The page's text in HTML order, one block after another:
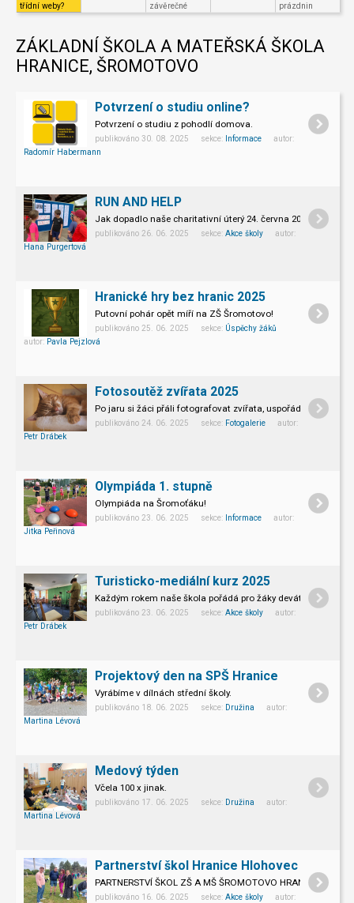
třídní weby?
závěrečné
projekty v
prázdnin
ZÁKLADNÍ ŠKOLA A MATEŘSKÁ ŠKOLA
HRANICE, ŠROMOTOVO
Potvrzení o studiu online?
Potvrzení o studiu z pohodlí domova.
publikováno 30. 08. 2025 sekce: Informace autor:
Radomír Habermann
RUN AND HELP
Jak dopadlo naše charitativní úterý 24. června 2025?
publikováno 26. 06. 2025 sekce: Akce školy autor:
Hana Purgertová
Hranické hry bez hranic 2025
Putovní pohár opět míří na ZŠ Šromotovo!
publikováno 25. 06. 2025 sekce: Úspěchy žáků
autor: Pavla Pejzlová
Fotosoutěž zvířata 2025
Po jaru si žáci přáli fotografovat zvířata, uspořádali jsme
publikováno 24. 06. 2025 sekce: Fotogalerie autor:
Petr Drábek
Olympiáda 1. stupně
Olympiáda na Šromoťáku!
publikováno 23. 06. 2025 sekce: Informace autor:
Jitka Peřinová
Turisticko-mediální kurz 2025
Každým rokem naše škola pořádá pro žáky devátých
publikováno 23. 06. 2025 sekce: Akce školy autor:
Petr Drábek
Projektový den na SPŠ Hranice
Vyrábíme v dílnách střední školy.
publikováno 18. 06. 2025 sekce: Družina autor:
Martina Lévová
Medový týden
Včela 100 x jinak.
publikováno 17. 06. 2025 sekce: Družina autor:
Martina Lévová
Partnerství škol Hranice Hlohovec
PARTNERSTVÍ ŠKOL ZŠ A MŠ ŠROMOTOVO HRANICE A ZŠ
Letošním rokem jsme vstoupili do 3. desítky našeho
publikováno 16. 06. 2025 sekce: Akce školy autor: